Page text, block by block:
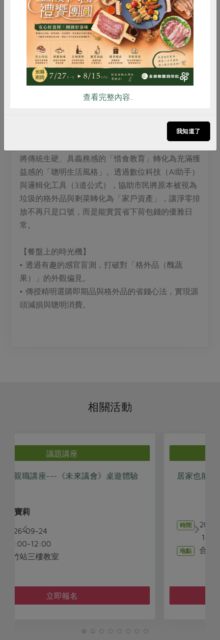
聯絡窗口
主辦單位
(02)2891-2012
將傳統生硬、具義務感的「惜食教育」轉化為充滿獲
益感的「聰明生活風格」。透過數位科技（AI助手）
與邏輯化工具（3道公式），協助市民將原本被視為
垃圾的格外品與剩菜轉化為「家戶資產」，讓淨零排
放不再只是口號，而是能實質省下荷包錢的優雅日
常。
【餐盤上的時光機】
• 透過有趣的感官盲測，打破對「格外品（醜蔬
果）」的外觀偏見。
• 傳授精明選購即期品與格外品的省錢心法，實現源
頭減損與聰明消費。
相關活動
居家也能練肌力!!
惜食 RPET 食譜 減硝酸鹽
雞蛋 食安 共同購買
查看完整內容..
我知道了